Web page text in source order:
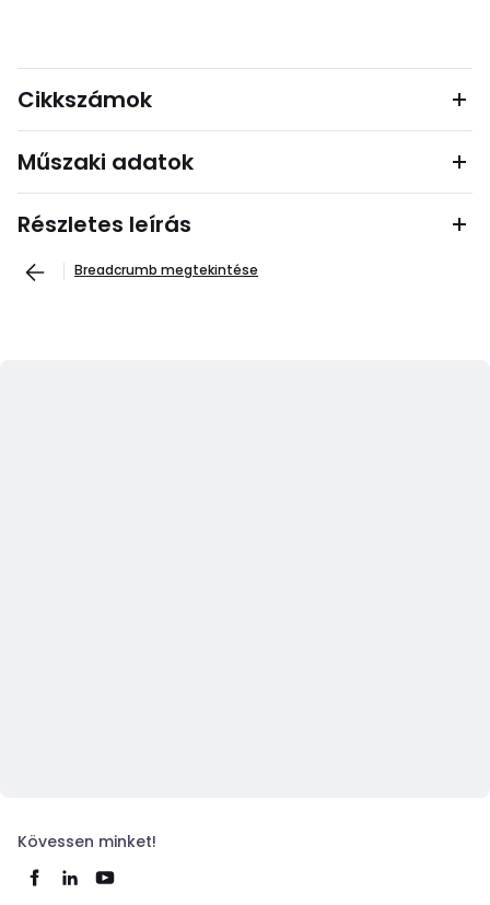
Cikkszámok
Műszaki adatok
Részletes leírás
Breadcrumb megtekintése
Kövessen minket!